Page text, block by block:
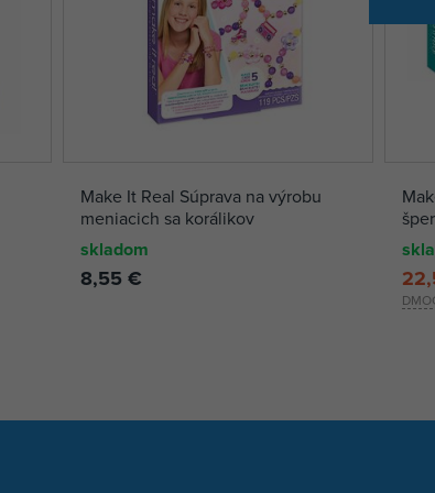
Make It Real Súprava na výrobu
meniacich sa korálikov
skladom
8,55 €